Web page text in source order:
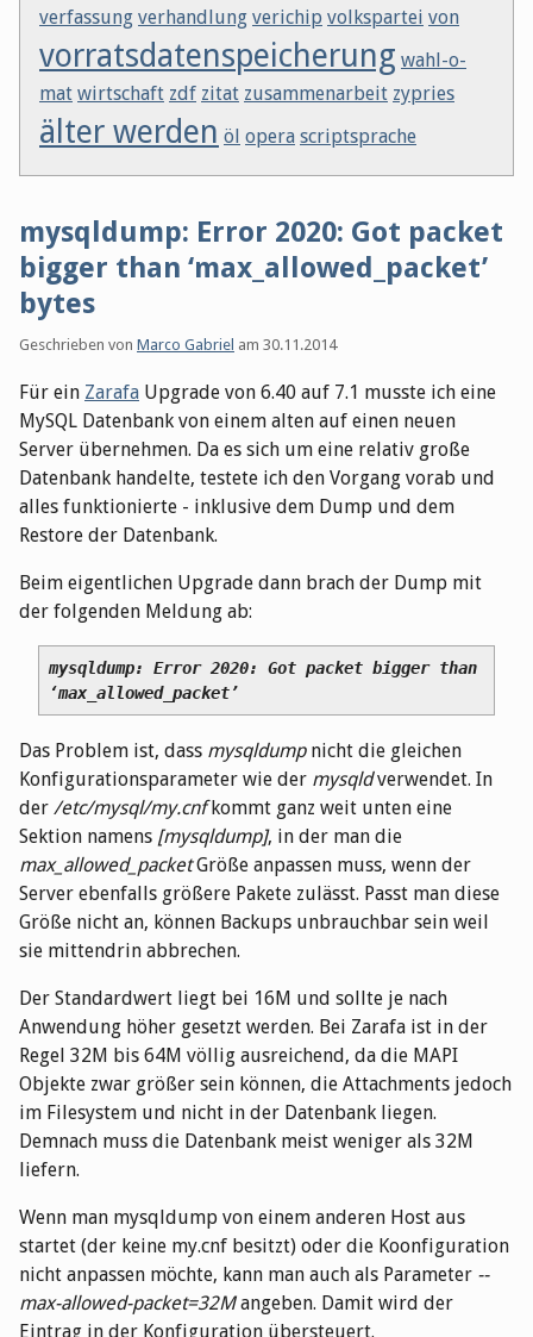
verfassung verhandlung verichip volkspartei von
vorratsdatenspeicherung wahl-o-
mat wirtschaft zdf zitat zusammenarbeit zypries
älter werden öl opera scriptsprache
mysqldump: Error 2020: Got packet
bigger than ‘max_allowed_packet’
bytes
Geschrieben von Marco Gabriel am 30.11.2014
Für ein Zarafa Upgrade von 6.40 auf 7.1 musste ich eine
MySQL Datenbank von einem alten auf einen neuen
Server übernehmen. Da es sich um eine relativ große
Datenbank handelte, testete ich den Vorgang vorab und
alles funktionierte - inklusive dem Dump und dem
Restore der Datenbank.
Beim eigentlichen Upgrade dann brach der Dump mit
der folgenden Meldung ab:
mysqldump: Error 2020: Got packet bigger than
‘max_allowed_packet’
Das Problem ist, dass mysqldumpnicht die gleichen
Konfigurationsparameter wie der mysqldverwendet. In
der /etc/mysql/my.cnfkommt ganz weit unten eine
Sektion namens [mysqldump], in der man die
max_allowed_packetGröße anpassen muss, wenn der
Server ebenfalls größere Pakete zulässt. Passt man diese
Größe nicht an, können Backups unbrauchbar sein weil
sie mittendrin abbrechen.
Der Standardwert liegt bei 16M und sollte je nach
Anwendung höher gesetzt werden. Bei Zarafa ist in der
Regel 32M bis 64M völlig ausreichend, da die MAPI
Objekte zwar größer sein können, die Attachments jedoch
im Filesystem und nicht in der Datenbank liegen.
Demnach muss die Datenbank meist weniger als 32M
liefern.
Wenn man mysqldump von einem anderen Host aus
startet (der keine my.cnf besitzt) oder die Koonfiguration
nicht anpassen möchte, kann man auch als Parameter --
max-allowed-packet=32Mangeben. Damit wird der
Eintrag in der Konfiguration übersteuert.